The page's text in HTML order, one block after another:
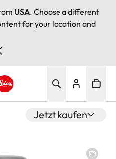
USA. Choose a different
for your location and
Jetzt kaufen